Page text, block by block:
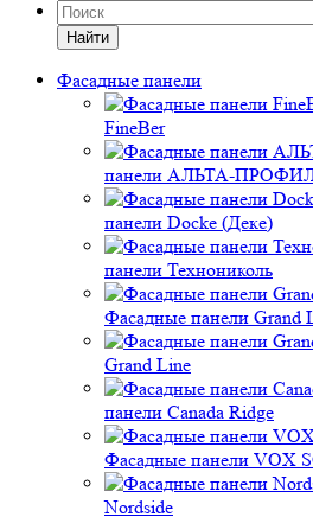
Найти
Фасадные панели
FineBer
панели АЛЬТА-
панели Docke (Деке)
панели Технониколь
Фасадные панели
Grand Line
панели Canada Ridge
Фасадные панели
Nordside